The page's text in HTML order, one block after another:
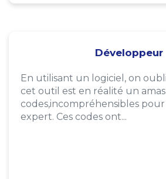
Développeur
En utilisant un logiciel, on
cet outil est en réalité un
codes,incompréhensibles pour
expert. Ces codes ont...